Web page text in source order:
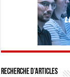
Recherche d’articles